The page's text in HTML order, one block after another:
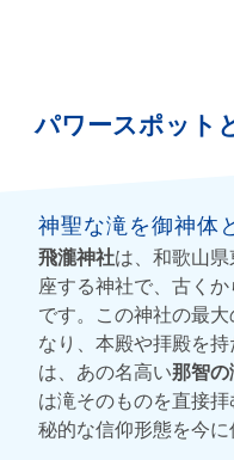
パワースポット
神聖な滝を御神体
飛瀧神社は、和歌山
座する神社で、古く
です。この神社の最
なり、本殿や拝殿を
は、あの名高い那智の
は滝そのものを直接
秘的な信仰形態を今に